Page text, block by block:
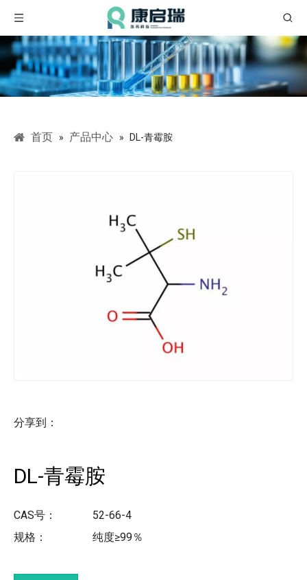
首页 » 产品中心 » DL-青霉胺
分享到：
DL-青霉胺
CAS号：
52-66-4
规格：
纯度≥99％